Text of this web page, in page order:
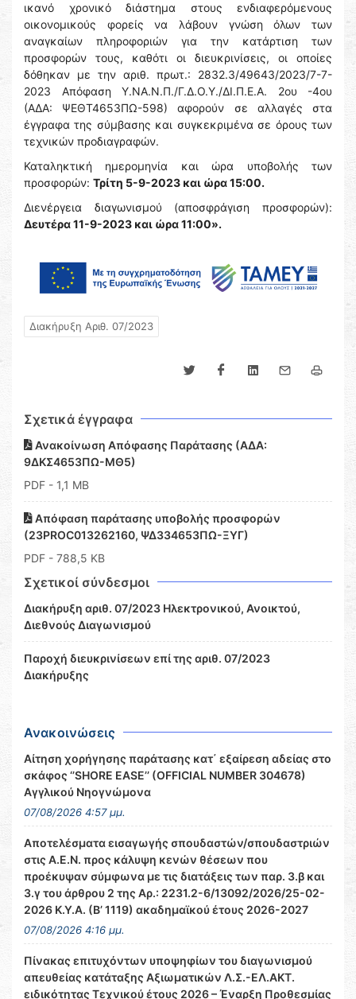
ικανό χρονικό διάστημα στους ενδιαφερόμενους
οικονομικούς φορείς να λάβουν γνώση όλων των
αναγκαίων πληροφοριών για την κατάρτιση των
προσφορών τους, καθότι οι διευκρινίσεις, οι οποίες
δόθηκαν με την αριθ. πρωτ.: 2832.3/49643/2023/7-7-
2023 Απόφαση Υ.ΝΑ.Ν.Π./Γ.Δ.Ο.Υ./ΔΙ.Π.Ε.Α. 2ου -4ου
(ΑΔΑ: ΨΕΘΤ4653ΠΩ-598) αφορούν σε αλλαγές στα
έγγραφα της σύμβασης και συγκεκριμένα σε όρους των
τεχνικών προδιαγραφών.
Καταληκτική ημερομηνία και ώρα υποβολής των
προσφορών: Τρίτη 5-9-2023 και ώρα 15:00.
Διενέργεια διαγωνισμού (αποσφράγιση προσφορών):
Δευτέρα 11-9-2023 και ώρα 11:00».
Διακήρυξη Αριθ. 07/2023
Σχετικά έγγραφα
Ανακοίνωση Απόφασης Παράτασης (ΑΔΑ:
9ΔΚΣ4653ΠΩ-ΜΘ5)
PDF - 1,1 MB
Απόφαση παράτασης υποβολής προσφορών
(23PROC013262160, ΨΔ334653ΠΩ-ΞΥΓ)
PDF - 788,5 KB
Σχετικοί σύνδεσμοι
Διακήρυξη αριθ. 07/2023 Ηλεκτρονικού, Ανοικτού,
Διεθνούς Διαγωνισμού
Παροχή διευκρινίσεων επί της αριθ. 07/2023
Διακήρυξης
Ανακοινώσεις
Αίτηση χορήγησης παράτασης κατ΄ εξαίρεση αδείας στο
σκάφος ‘’SHORE EASE’’ (OFFICIAL NUMBER 304678)
Αγγλικού Νηογνώμονα
07/08/2026 4:57 μμ.
Αποτελέσματα εισαγωγής σπουδαστών/σπουδαστριών
στις Α.Ε.Ν. προς κάλυψη κενών θέσεων που
προέκυψαν σύμφωνα με τις διατάξεις των παρ. 3.β και
3.γ του άρθρου 2 της Αρ.: 2231.2-6/13092/2026/25-02-
2026 Κ.Υ.Α. (Β’ 1119) ακαδημαϊκού έτους 2026-2027
07/08/2026 4:16 μμ.
Πίνακας επιτυχόντων υποψηφίων του διαγωνισμού
απευθείας κατάταξης Αξιωματικών Λ.Σ.-ΕΛ.ΑΚΤ.
ειδικότητας Τεχνικού έτους 2026 – Έναρξη Προθεσμίας